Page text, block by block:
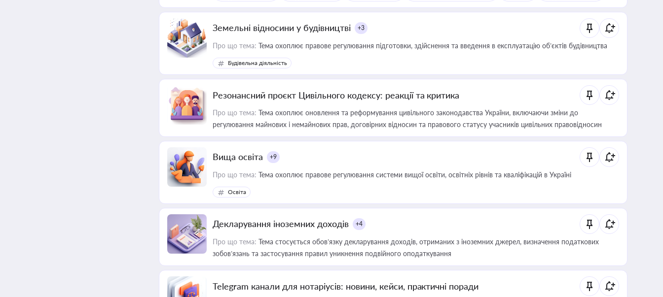
Земельні відносини у будівництві +3
Про що тема: Тема охоплює правове регулювання підготовки, здійснення та введення в експлуатацію об’єктів будівництва
Будівельна діяльність
Резонансний проєкт Цивільного кодексу: реакції та критика
Про що тема: Тема охоплює оновлення та реформування цивільного законодавства України, включаючи зміни до
регулювання майнових і немайнових прав, договірних відносин та правового статусу учасників цивільних правовідносин
Вища освіта +9
Про що тема: Тема охоплює правове регулювання системи вищої освіти, освітніх рівнів та кваліфікацій в Україні
Освіта
Декларування іноземних доходів +4
Про що тема: Тема стосується обов’язку декларування доходів, отриманих з іноземних джерел, визначення податкових
зобов’язань та застосування правил уникнення подвійного оподаткування
Telegram канали для нотаріусів: новини, кейси, практичні поради